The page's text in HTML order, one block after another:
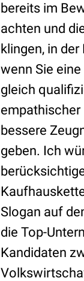
bereits im
achten und
klingen, in
wenn Sie
gleich
empathischer
bessere
geben. Ich
Slogan auf
die Top-
Kandidaten